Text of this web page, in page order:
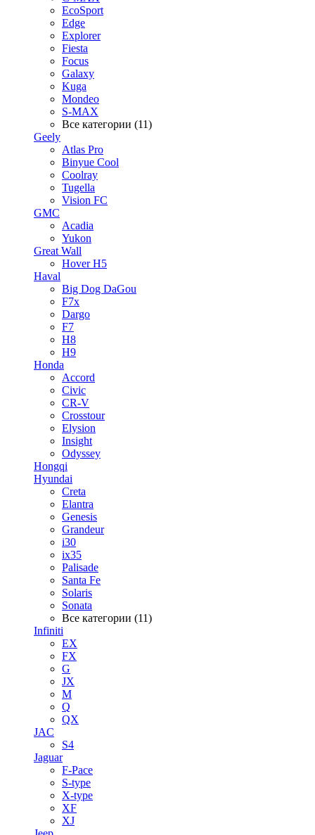
EcoSport
Edge
Explorer
Fiesta
Focus
Galaxy
Kuga
Mondeo
S-MAX
Все категории (11)
Geely
Atlas Pro
Binyue Cool
Coolray
Tugella
Vision FC
GMC
Acadia
Yukon
Great Wall
Hover H5
Haval
Big Dog DaGou
F7x
Dargo
F7
H8
H9
Honda
Accord
Civic
CR-V
Crosstour
Elysion
Insight
Odyssey
Hongqi
Hyundai
Creta
Elantra
Genesis
Grandeur
i30
ix35
Palisade
Santa Fe
Solaris
Sonata
Все категории (11)
Infiniti
EX
FX
G
JX
M
Q
QX
JAC
S4
Jaguar
F-Pace
S-type
X-type
XF
XJ